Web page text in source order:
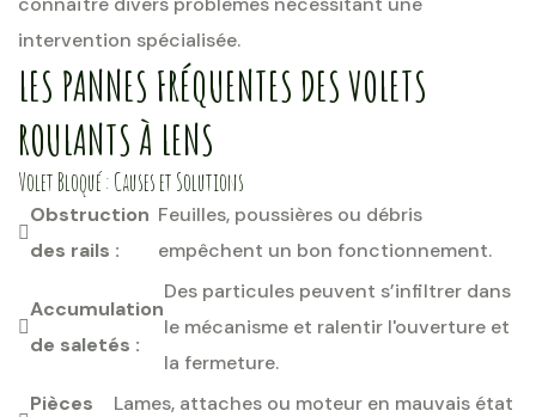
intervention spécialisée.
LES PANNES FRÉQUENTES DES VOLETS
ROULANTS À LENS
Volet Bloqué : Causes et Solutions
Obstruction
des rails :
Feuilles, poussières ou débris
empêchent un bon fonctionnement.
Accumulation
de saletés :
Des particules peuvent s’infiltrer dans
le mécanisme et ralentir l'ouverture et
la fermeture.
Pièces
Lames, attaches ou moteur en mauvais état